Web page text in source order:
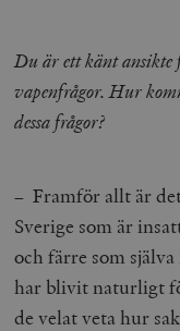
Du är ett känt ansikte
vapenfrågor. Hur
dessa frågor?
– Framför allt är
Sverige som är
och färre som
har blivit naturligt
de velat veta hur